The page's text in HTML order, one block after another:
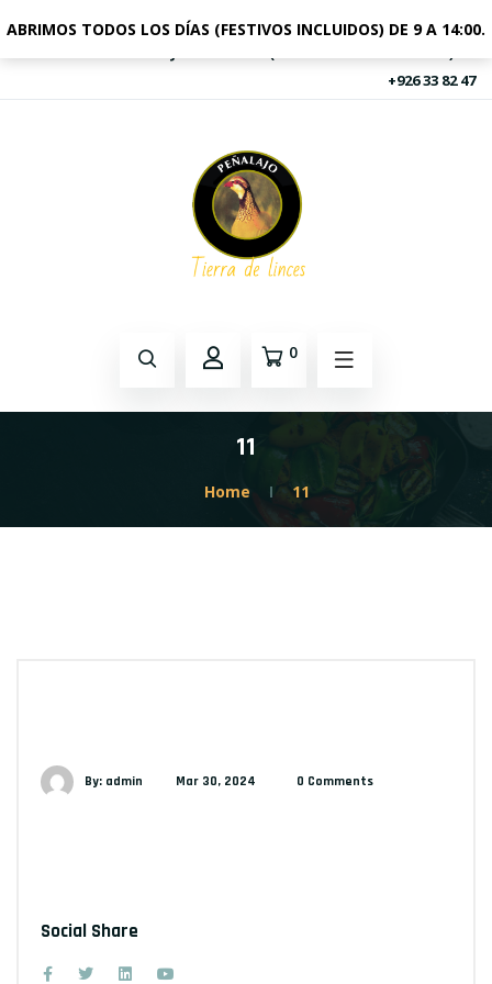
+926 33 82 47
0
11
Home 11
By: admin Mar 30, 2024 0 Comments
Social Share
ABRIMOS TODOS LOS DÍAS (FESTIVOS INCLUIDOS) DE 9 A 14:00.